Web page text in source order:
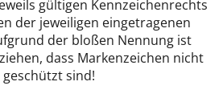
gültigen Kennzeichenrechts
der jeweiligen eingetragenen
der bloßen Nennung ist
dass Markenzeichen nicht
sind!